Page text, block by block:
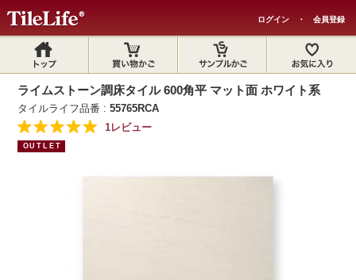
ログイン ・ 会員登録
ライムストーン調床タイル 600角平 マット面 ホワイト系
タイルライフ品番 :55765RCA
1レビュー
OUTLET